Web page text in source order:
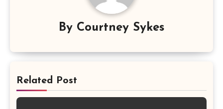
By Courtney Sykes
Related Post